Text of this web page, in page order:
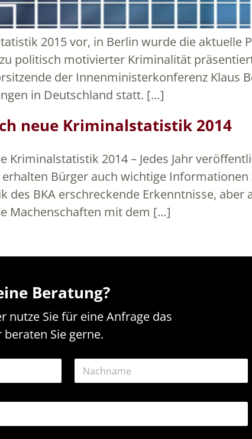
2015 vor, in Berlin wurde die aktuelle
politisch motivierter Kriminalität
der Innenministerkonferenz
in Deutschland statt. […]
neue Kriminalstatistik 2014
Kriminalstatistik 2014 – Jedes Jahr
Bürger auch wichtige
des BKA erschreckende Erkenntnisse,
Machenschaften mit dem […]
Beratung?
nutze Sie für eine Anfrage das
Sie gerne.